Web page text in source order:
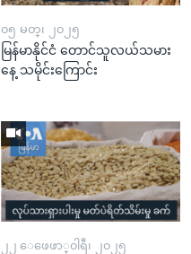
၀၅ မတ္၊ ၂၀၂၅
မြန်မာနိုင်ငံ တောင်သူလယ်သမား
နေ့ သမိုင်းကြောင်း
၂၂ ေဖေဖာ္၀ါရီ၊ ၂၀၂၅